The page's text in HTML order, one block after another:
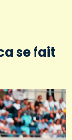
se fait